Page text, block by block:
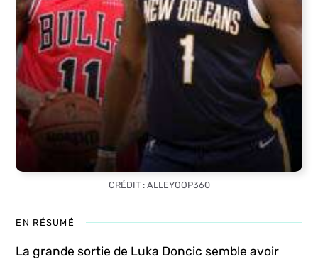
CRÉDIT : ALLEYOOP360
EN RÉSUMÉ
La grande sortie de Luka Doncic semble avoir